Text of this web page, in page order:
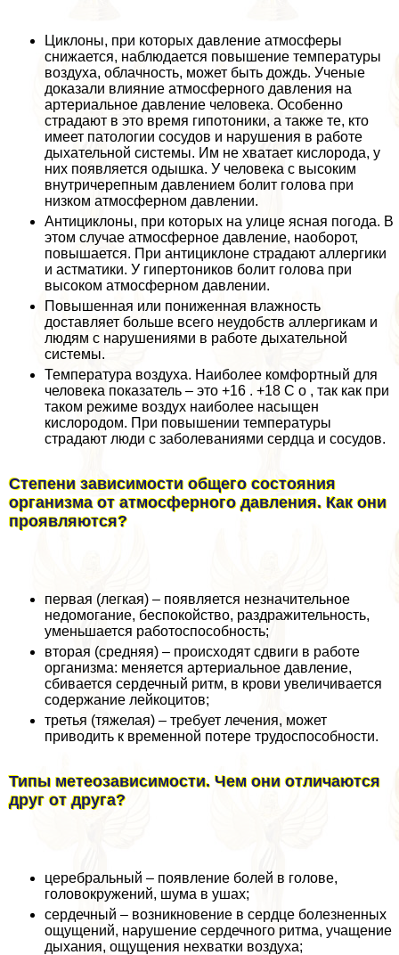
Циклоны, при которых давление атмосферы
снижается, наблюдается повышение температуры
воздуха, облачность, может быть дождь. Ученые
доказали влияние атмосферного давления на
артериальное давление человека. Особенно
страдают в это время гипотоники, а также те, кто
имеет патологии сосудов и нарушения в работе
дыхательной системы. Им не хватает кислорода, у
них появляется одышка. У человека с высоким
внутричерепным давлением болит голова при
низком атмосферном давлении.
Антициклоны, при которых на улице ясная погода. В
этом случае атмосферное давление, наоборот,
повышается. При антициклоне страдают аллергики
и астматики. У гипертоников болит голова при
высоком атмосферном давлении.
Повышенная или пониженная влажность
доставляет больше всего неудобств аллергикам и
людям с нарушениями в работе дыхательной
системы.
Температура воздуха. Наиболее комфортный для
человека показатель – это +16 . +18 С о , так как при
таком режиме воздух наиболее насыщен
кислородом. При повышении температуры
страдают люди с заболеваниями сердца и сосудов.
Степени зависимости общего состояния
организма от атмосферного давления. Как они
проявляются?
первая (легкая) – появляется незначительное
недомогание, беспокойство, раздражительность,
уменьшается работоспособность;
вторая (средняя) – происходят сдвиги в работе
организма: меняется артериальное давление,
сбивается сердечный ритм, в крови увеличивается
содержание лейкоцитов;
третья (тяжелая) – требует лечения, может
приводить к временной потере трудоспособности.
Типы метеозависимости. Чем они отличаются
друг от друга?
церебральный – появление болей в голове,
головокружений, шума в ушах;
сердечный – возникновение в сердце болезненных
ощущений, нарушение сердечного ритма, учащение
дыхания, ощущения нехватки воздуха;